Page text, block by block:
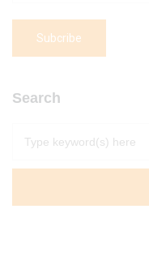
Search